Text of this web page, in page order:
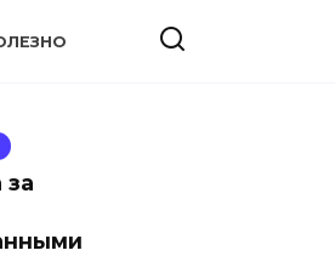
за